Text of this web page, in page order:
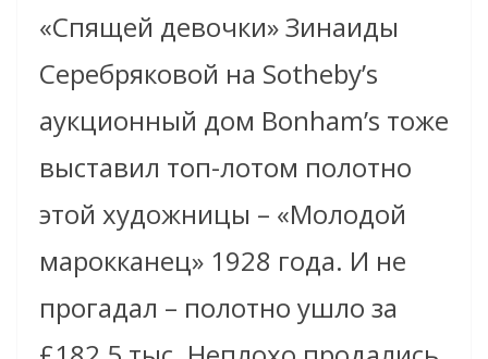
«Спящей девочки» Зинаиды
Серебряковой на Sotheby’s
аукционный дом Bonham’s тоже
выставил топ-лотом полотно
этой художницы – «Молодой
марокканец» 1928 года. И не
прогадал – полотно ушло за